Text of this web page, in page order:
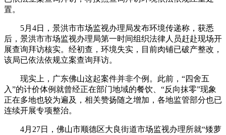
置。
5月4日，景洪市市场监视办理局发布环境传递称，获悉
后，景洪市市场监视办理局第一时间组织法律人员赶赴现场开
展查询拜访核实。经初查，环境失实，目前肉铺已破产整改，
该局已依法依规立案查询拜访。
现实上，广东佛山这起案件并非个例。此前，“四舍五
入”的计价体例就曾经正在部门地域的餐饮、“反向抹零”现象
正在多地也较为遍及，相关赞扬随之增加，各地监管部分也已
连续开展专项整治。
4月27日，佛山市顺德区大良街道市场监视办理所就“矮萝